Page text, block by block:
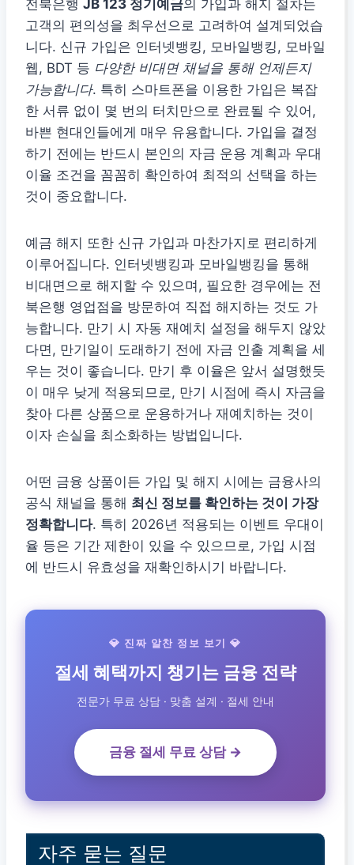
전북은행 JB 123 정기예금의 가입과 해지 절차는
고객의 편의성을 최우선으로 고려하여 설계되었습
니다. 신규 가입은 인터넷뱅킹, 모바일뱅킹, 모바일
웹, BDT 등 다양한 비대면 채널을 통해 언제든지
가능합니다. 특히 스마트폰을 이용한 가입은 복잡
한 서류 없이 몇 번의 터치만으로 완료될 수 있어,
바쁜 현대인들에게 매우 유용합니다. 가입을 결정
하기 전에는 반드시 본인의 자금 운용 계획과 우대
이율 조건을 꼼꼼히 확인하여 최적의 선택을 하는
것이 중요합니다.
예금 해지 또한 신규 가입과 마찬가지로 편리하게
이루어집니다. 인터넷뱅킹과 모바일뱅킹을 통해
비대면으로 해지할 수 있으며, 필요한 경우에는 전
북은행 영업점을 방문하여 직접 해지하는 것도 가
능합니다. 만기 시 자동 재예치 설정을 해두지 않았
다면, 만기일이 도래하기 전에 자금 인출 계획을 세
우는 것이 좋습니다. 만기 후 이율은 앞서 설명했듯
이 매우 낮게 적용되므로, 만기 시점에 즉시 자금을
찾아 다른 상품으로 운용하거나 재예치하는 것이
이자 손실을 최소화하는 방법입니다.
어떤 금융 상품이든 가입 및 해지 시에는 금융사의
공식 채널을 통해 최신 정보를 확인하는 것이 가장
정확합니다. 특히 2026년 적용되는 이벤트 우대이
율 등은 기간 제한이 있을 수 있으므로, 가입 시점
에 반드시 유효성을 재확인하시기 바랍니다.
💎 진짜 알찬 정보 보기 💎
절세 혜택까지 챙기는 금융 전략
전문가 무료 상담 · 맞춤 설계 · 절세 안내
금융 절세 무료 상담 →
자주 묻는 질문